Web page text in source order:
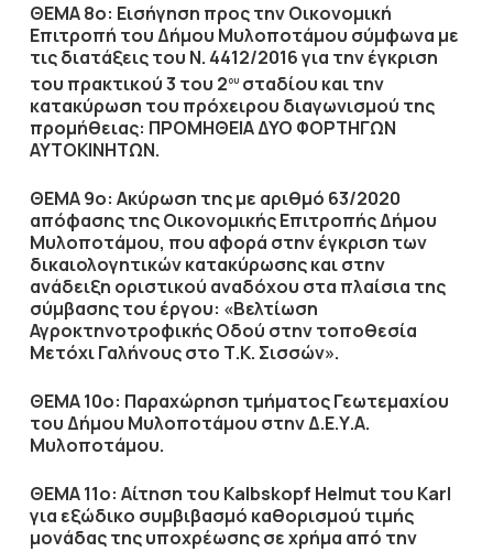
ΘΕΜΑ 8ο: Εισήγηση προς την Οικονομική
Επιτροπή του Δήμου Μυλοποτάμου σύμφωνα με
τις διατάξεις του Ν. 4412/2016 για την έγκριση
του πρακτικού 3 του 2ουσταδίου και την
κατακύρωση του πρόχειρου διαγωνισμού της
προμήθειας: ΠΡΟΜΗΘΕΙΑ ΔΥΟ ΦΟΡΤΗΓΩΝ
ΑΥΤΟΚΙΝΗΤΩΝ.
ΘΕΜΑ 9ο: Ακύρωση της με αριθμό 63/2020
απόφασης της Οικονομικής Επιτροπής Δήμου
Μυλοποτάμου, που αφορά στην έγκριση των
δικαιολογητικών κατακύρωσης και στην
ανάδειξη οριστικού αναδόχου στα πλαίσια της
σύμβασης του έργου: «Βελτίωση
Αγροκτηνοτροφικής Οδού στην τοποθεσία
Μετόχι Γαλήνους στο Τ.Κ. Σισσών».
ΘΕΜΑ 10ο: Παραχώρηση τμήματος Γεωτεμαχίου
του Δήμου Μυλοποτάμου στην Δ.Ε.Υ.Α.
Μυλοποτάμου.
ΘΕΜΑ 11ο: Αίτηση του Kalbskopf Helmutτου Karl
για εξώδικο συμβιβασμό καθορισμού τιμής
μονάδας της υποχρέωσης σε χρήμα από την